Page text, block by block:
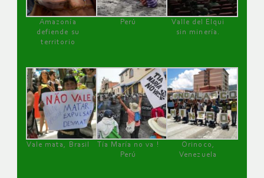
Amazonía
defiende su
territorio
Perú
Valle del Elqui
sin minería.
Vale mata, Brasil
Tía María no va !
Perú
Orinoco,
Venezuela